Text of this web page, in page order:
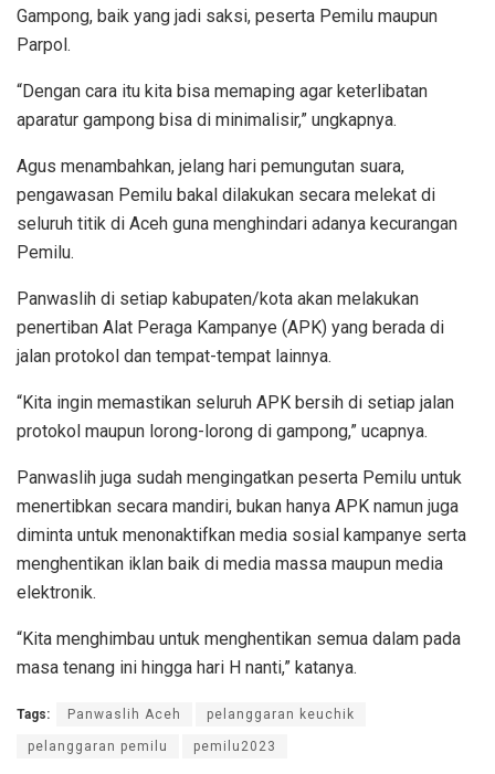
Gampong, baik yang jadi saksi, peserta Pemilu maupun
Parpol.
“Dengan cara itu kita bisa memaping agar keterlibatan
aparatur gampong bisa di minimalisir,” ungkapnya.
Agus menambahkan, jelang hari pemungutan suara,
pengawasan Pemilu bakal dilakukan secara melekat di
seluruh titik di Aceh guna menghindari adanya kecurangan
Pemilu.
Panwaslih di setiap kabupaten/kota akan melakukan
penertiban Alat Peraga Kampanye (APK) yang berada di
jalan protokol dan tempat-tempat lainnya.
“Kita ingin memastikan seluruh APK bersih di setiap jalan
protokol maupun lorong-lorong di gampong,” ucapnya.
Panwaslih juga sudah mengingatkan peserta Pemilu untuk
menertibkan secara mandiri, bukan hanya APK namun juga
diminta untuk menonaktifkan media sosial kampanye serta
menghentikan iklan baik di media massa maupun media
elektronik.
“Kita menghimbau untuk menghentikan semua dalam pada
masa tenang ini hingga hari H nanti,” katanya.
Tags: Panwaslih Aceh pelanggaran keuchik
pelanggaran pemilu pemilu2023